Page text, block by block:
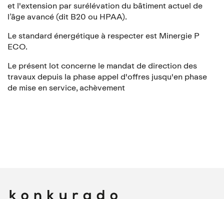
et l'extension par surélévation du bâtiment actuel de
l’âge avancé (dit B20 ou HPAA).
Le standard énergétique à respecter est Minergie P
ECO.
Le présent lot concerne le mandat de direction des
travaux depuis la phase appel d'offres jusqu'en phase
de mise en service, achèvement